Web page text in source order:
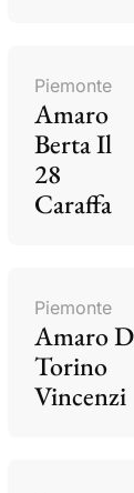
Piemonte
Amaro
Berta Il
28
Caraffa
Piemonte
Amaro
Torino
Vincenzi